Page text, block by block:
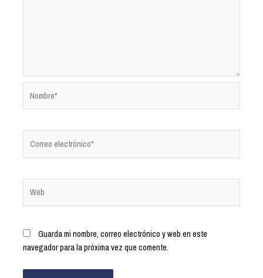
Guarda mi nombre, correo electrónico y web en este
navegador para la próxima vez que comente.